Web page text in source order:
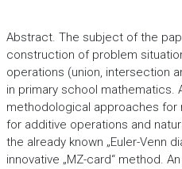
Abstract. The subject of the
construction of problem
operations (union, intersection
in primary school mathematics.
methodological approaches for
for additive operations and
the already known „Euler-Venn
innovative „MZ-card“ method.